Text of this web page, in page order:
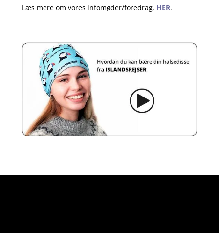
Læs mere om vores infomøder/foredrag, HER.